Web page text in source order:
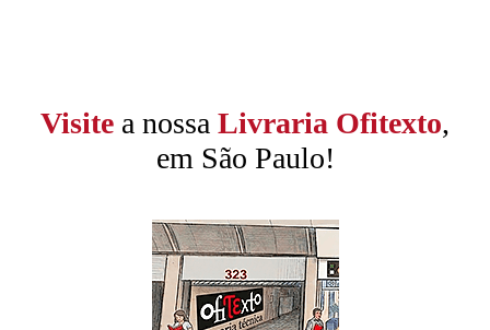
Visite a nossa Livraria Ofitexto,
em São Paulo!